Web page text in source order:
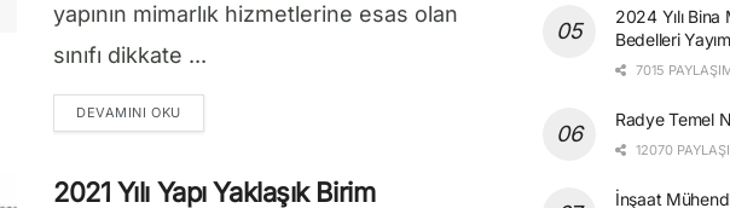
yapının mimarlık hizmetlerine esas olan
sınıfı dikkate ...
DEVAMINI OKUDETAILS
2021 Yılı Yapı Yaklaşık Birim
2024 Yılı
Bedelleri
7015
Radye Temel
12070
İnşaat